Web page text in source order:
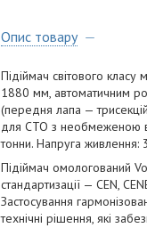
Опис товару
Підіймач світового
1880 мм, автоматичним
(передня лапа —
для СТО з необмеженою
тонни. Напруга живлення:
Підіймач омологований
стандартизації — CEN,
Застосування
технічні рішення, які